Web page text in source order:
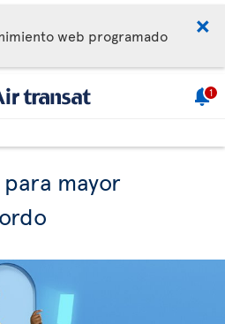
web programado
1
mayor